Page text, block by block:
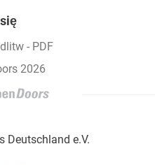
- PDF
2026
Deutschland e.V.